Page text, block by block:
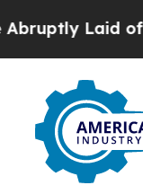
a Math